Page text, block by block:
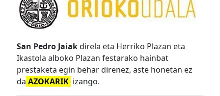
San Pedro Jaiakdirela eta Herriko Plazan eta
Ikastola alboko Plazan festarako hainbat
prestaketa egin behar direnez, aste honetan ez
da AZOKARIK izango.